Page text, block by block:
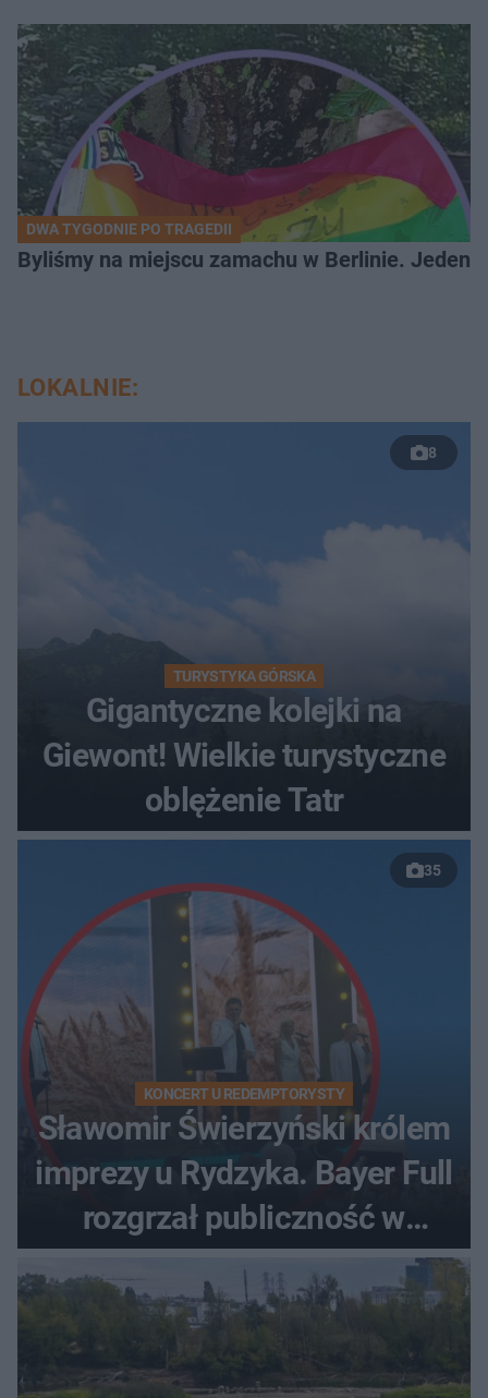
DWA TYGODNIE PO TRAGEDII
Byliśmy na miejscu zamachu w Berlinie. Jeden
LOKALNIE:
8
TURYSTYKA GÓRSKA
Gigantyczne kolejki na
Giewont! Wielkie turystyczne
oblężenie Tatr
35
KONCERT U REDEMPTORYSTY
Sławomir Świerzyński królem
imprezy u Rydzyka. Bayer Full
rozgrzał publiczność w
Toruniu